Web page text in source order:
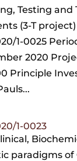
Testing
(3-T
1-0025
2020
Principle
1-0023
paradigms of